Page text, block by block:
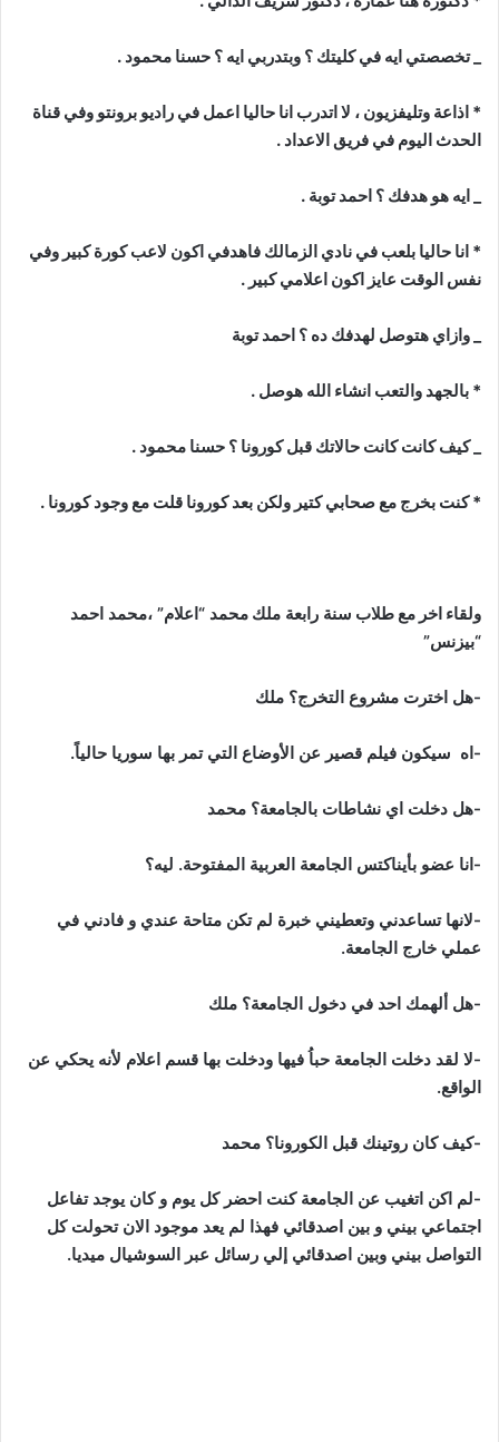
_ تخصصتي ايه في كليتك ؟ وبتدربي ايه ؟ حسنا محمود .
* اذاعة وتليفزيون ، لا اتدرب انا حاليا اعمل في راديو برونتو وفي قناة
الحدث اليوم في فريق الاعداد .
_ ايه هو هدفك ؟ احمد توبة .
* انا حاليا بلعب في نادي الزمالك فاهدفي اكون لاعب كورة كبير وفي
نفس الوقت عايز اكون اعلامي كبير .
_ وازاي هتوصل لهدفك ده ؟ احمد توبة
* بالجهد والتعب انشاء الله هوصل .
_ كيف كانت كانت حالاتك قبل كورونا ؟ حسنا محمود .
* كنت بخرج مع صحابي كتير ولكن بعد كورونا قلت مع وجود كورونا .
ولقاء اخر مع طلاب سنة رابعة ملك محمد “اعلام” ،محمد احمد
“بيزنس”
-هل اخترت مشروع التخرج؟ ملك
-اه سيكون فيلم قصير عن الأوضاع التي تمر بها سوريا حالياً.
-هل دخلت اي نشاطات بالجامعة؟ محمد
-انا عضو بأيناكتس الجامعة العربية المفتوحة. ليه؟
-لانها تساعدني وتعطيني خبرة لم تكن متاحة عندي و فادني في
عملي خارج الجامعة.
-هل ألهمك احد في دخول الجامعة؟ ملك
-لا لقد دخلت الجامعة حباُ فيها ودخلت بها قسم اعلام لأنه يحكي عن
الواقع.
-كيف كان روتينك قبل الكورونا؟ محمد
-لم اكن اتغيب عن الجامعة كنت احضر كل يوم و كان يوجد تفاعل
اجتماعي بيني و بين اصدقائي فهذا لم يعد موجود الان تحولت كل
التواصل بيني وبين اصدقائي إلي رسائل عبر السوشيال ميديا.